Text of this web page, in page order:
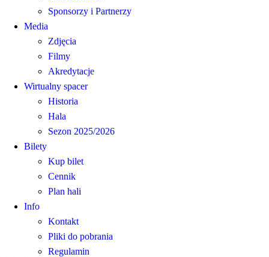
Sponsorzy i Partnerzy
Media
Zdjęcia
Filmy
Akredytacje
Wirtualny spacer
Historia
Hala
Sezon 2025/2026
Bilety
Kup bilet
Cennik
Plan hali
Info
Kontakt
Pliki do pobrania
Regulamin